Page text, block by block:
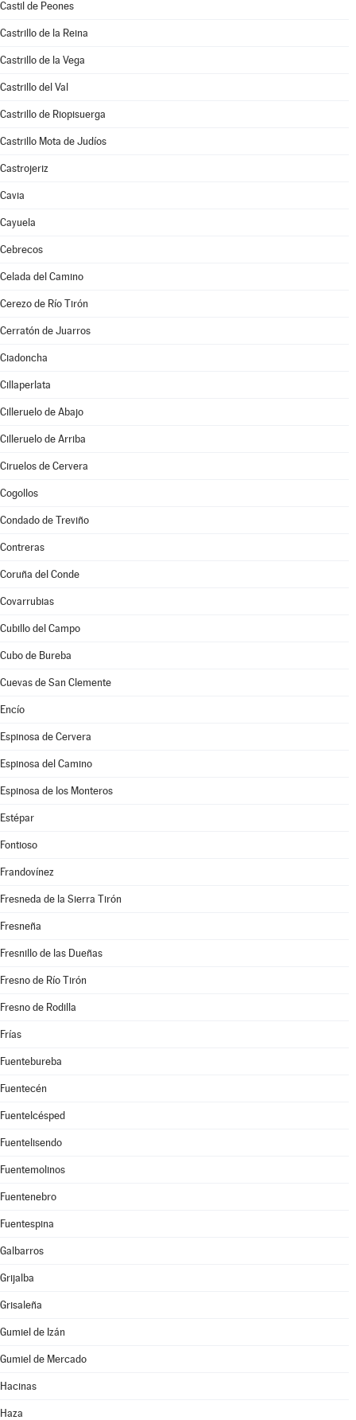
Castil de Peones
Castrillo de la Reina
Castrillo de la Vega
Castrillo del Val
Castrillo de Riopisuerga
Castrillo Mota de Judíos
Castrojeriz
Cavia
Cayuela
Cebrecos
Celada del Camino
Cerezo de Río Tirón
Cerratón de Juarros
Ciadoncha
Cillaperlata
Cilleruelo de Abajo
Cilleruelo de Arriba
Ciruelos de Cervera
Cogollos
Condado de Treviño
Contreras
Coruña del Conde
Covarrubias
Cubillo del Campo
Cubo de Bureba
Cuevas de San Clemente
Encío
Espinosa de Cervera
Espinosa del Camino
Espinosa de los Monteros
Estépar
Fontioso
Frandovínez
Fresneda de la Sierra Tirón
Fresneña
Fresnillo de las Dueñas
Fresno de Río Tirón
Fresno de Rodilla
Frías
Fuentebureba
Fuentecén
Fuentelcésped
Fuentelisendo
Fuentemolinos
Fuentenebro
Fuentespina
Galbarros
Grijalba
Grisaleña
Gumiel de Izán
Gumiel de Mercado
Hacinas
Haza